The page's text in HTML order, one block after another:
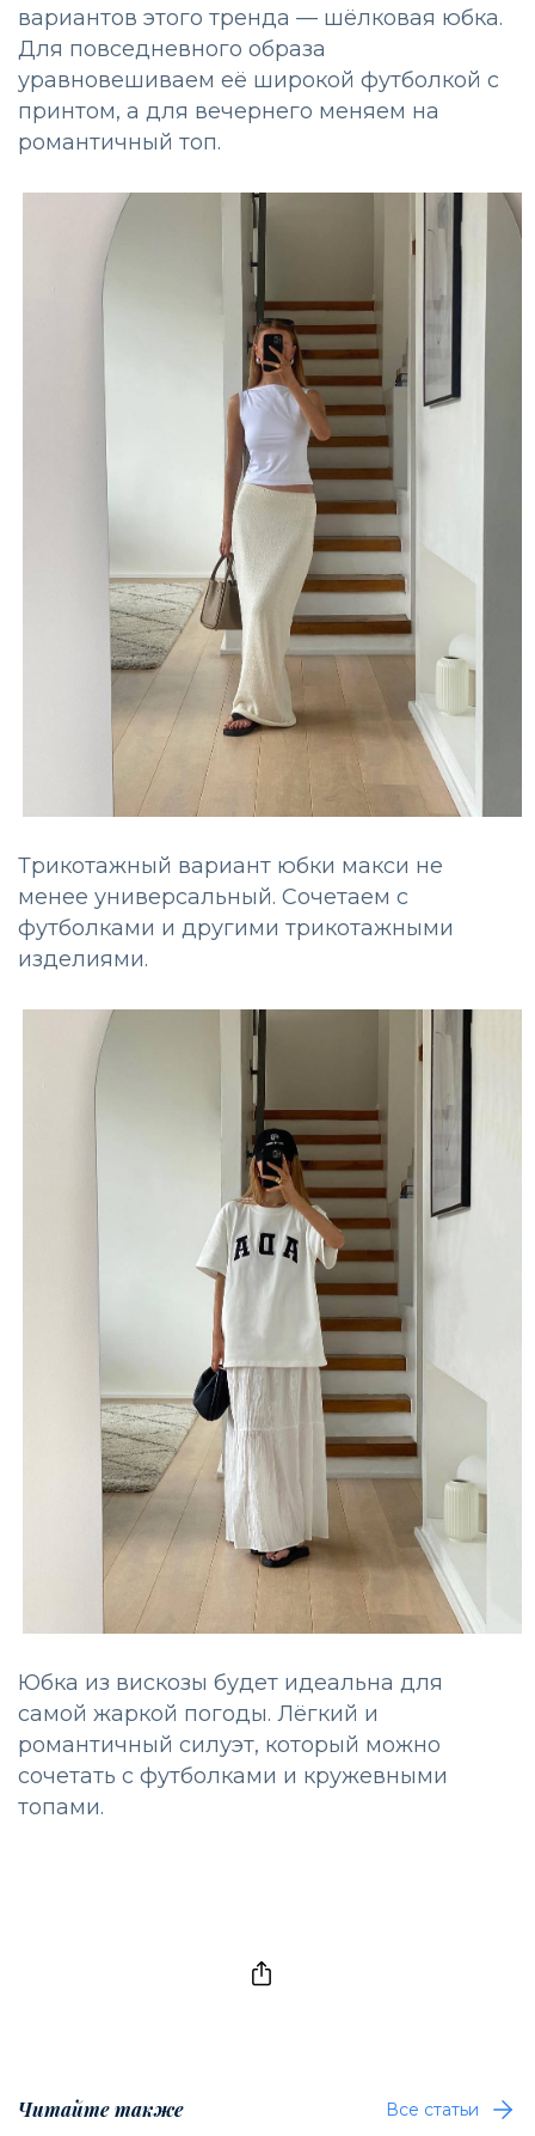
вариантов этого тренда — шёлковая юбка.
Для повседневного образа
уравновешиваем её широкой футболкой с
принтом, а для вечернего меняем на
романтичный топ.
Трикотажный вариант юбки макси не
менее универсальный. Сочетаем с
футболками и другими трикотажными
изделиями.
Юбка из вискозы будет идеальна для
самой жаркой погоды. Лёгкий и
романтичный силуэт, который можно
сочетать с футболками и кружевными
топами.
Читайте также Все статьи